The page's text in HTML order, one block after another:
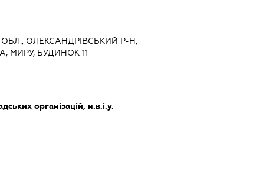
ОЛЕКСАНДРІВСЬКИЙ Р-Н,
МИРУ, БУДИНОК 11
організацій, н.в.і.у.